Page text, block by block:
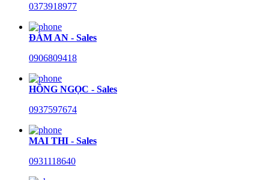
0373918977
ĐÀM AN - Sales
0906809418
HỒNG NGỌC - Sales
0937597674
MAI THI - Sales
0931118640